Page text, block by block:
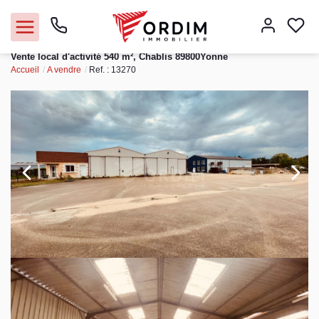
Nos agences
Acheter
Louer
Vendre
Immobilier pro
Faire gérer
Syndic
Vente local d'activité 540 m², Chablis 89800Yonne
Accueil A vendre Ref. : 13270